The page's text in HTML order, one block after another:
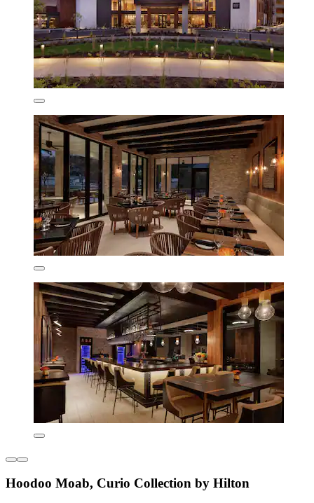
Hoodoo Moab, Curio Collection by Hilton